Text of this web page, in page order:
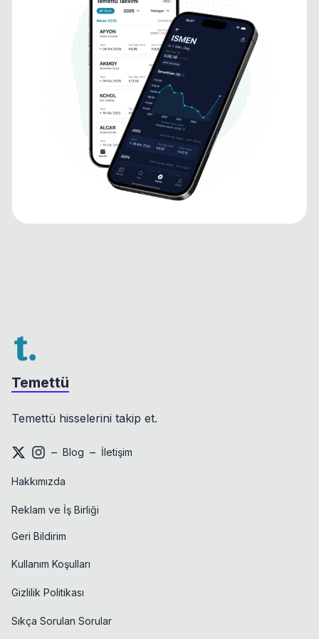
Temettü
Temettü hisselerini takip et.
– Blog – İletişim
Hakkımızda
Reklam ve İş Birliği
Geri Bildirim
Kullanım Koşulları
Gizlilik Politikası
Sıkça Sorulan Sorular